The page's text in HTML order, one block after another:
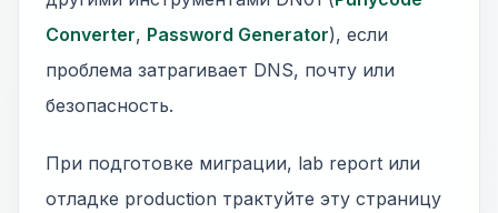
Converter, Password Generator), если
проблема затрагивает DNS, почту или
безопасность.
При подготовке миграции, lab report или
отладке production трактуйте эту страницу